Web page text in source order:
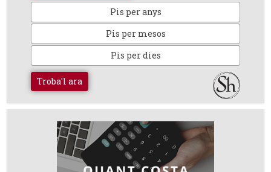
Pis per anys
Pis per mesos
Pis per dies
Troba'l ara